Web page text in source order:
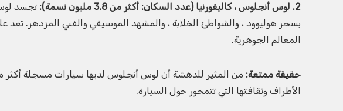
2. لوس أنجلوس ، كاليفورنيا (عدد السكان: أكثر من 3.8 مليون نسمة):
تجسد
بسحر هوليوود ، والشواطئ الخلابة ، والمشهد الموسيقي والفني المزدهر.
المعالم الجوهرية.
حقيقة ممتعة: من المثير للدهشة أن لوس أنجلوس لديها سيارات مسجلة أكثر
الأطراف وثقافتها التي تتمحور حول السيارة.